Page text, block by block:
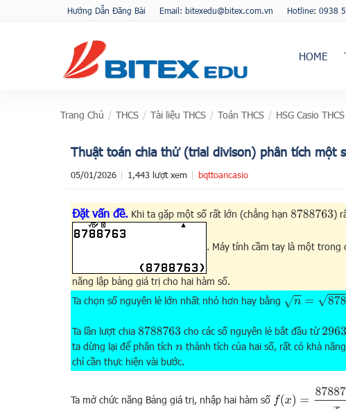
Hướng Dẫn Đăng Bài Email: bitexedu@bitex.com.vn Hotline: 0938
HOME
Trang Chủ / THCS / Tài liệu THCS / Toán THCS / HSG Casio THCS
Thuật toán chia thử (trial divison) phân tích một
05/01/2026 1,443 lượt xem bqttoancasio
Đặt vấn đề. Khi ta gặp một số rất lớn (chẳng hạn 8788763 )
. Máy tính cầm tay là một trong
năng lập bảng giá trị cho hai hàm số.
Ta chọn số nguyên lẻ lớn nhất nhỏ hơn hay bằng n =8788763
Ta lần lượt chia 8788763 cho các số nguyên lẻ bắt đầu từ 2963
ta dừng lại để phân tích nthành tích của hai số, rất có khả
chỉ cần thực hiện vài bước.
Ta mở chức năng Bảng giá trị, nhập hai hàm số
(x = 8788763x ;